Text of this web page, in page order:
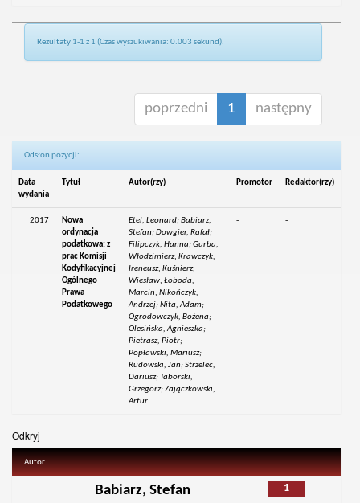
Rezultaty 1-1 z 1 (Czas wyszukiwania: 0.003 sekund).
poprzedni 1 następny
Odsłon pozycji:
Data
wydania
Tytuł Autor(rzy) Promotor Redaktor(rzy)
2017
Nowa
ordynacja
podatkowa: z
prac Komisji
Kodyfikacyjnej
Ogólnego
Prawa
Podatkowego
Etel, Leonard; Babiarz,
Stefan; Dowgier, Rafał;
Filipczyk, Hanna; Gurba,
Włodzimierz; Krawczyk,
Ireneusz; Kuśnierz,
Wiesław; Łoboda,
Marcin; Nikończyk,
Andrzej; Nita, Adam;
Ogrodowczyk, Bożena;
Olesińska, Agnieszka;
Pietrasz, Piotr;
Popławski, Mariusz;
Rudowski, Jan; Strzelec,
Dariusz; Taborski,
Grzegorz; Zajączkowski,
Artur
- -
Odkryj
Autor
1
Babiarz, Stefan